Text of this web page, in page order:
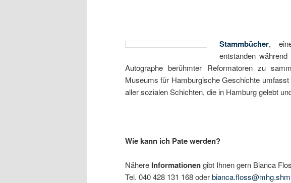
Stammbücher,
entstanden
Autographe berühmter Reformatoren zu
Museums für Hamburgische Geschichte
aller sozialen Schichten, die in Hamburg gelebt
Wie kann ich Pate werden?
Nähere Informationengibt Ihnen gern Bianca
Tel. 040 428 131 168 oder